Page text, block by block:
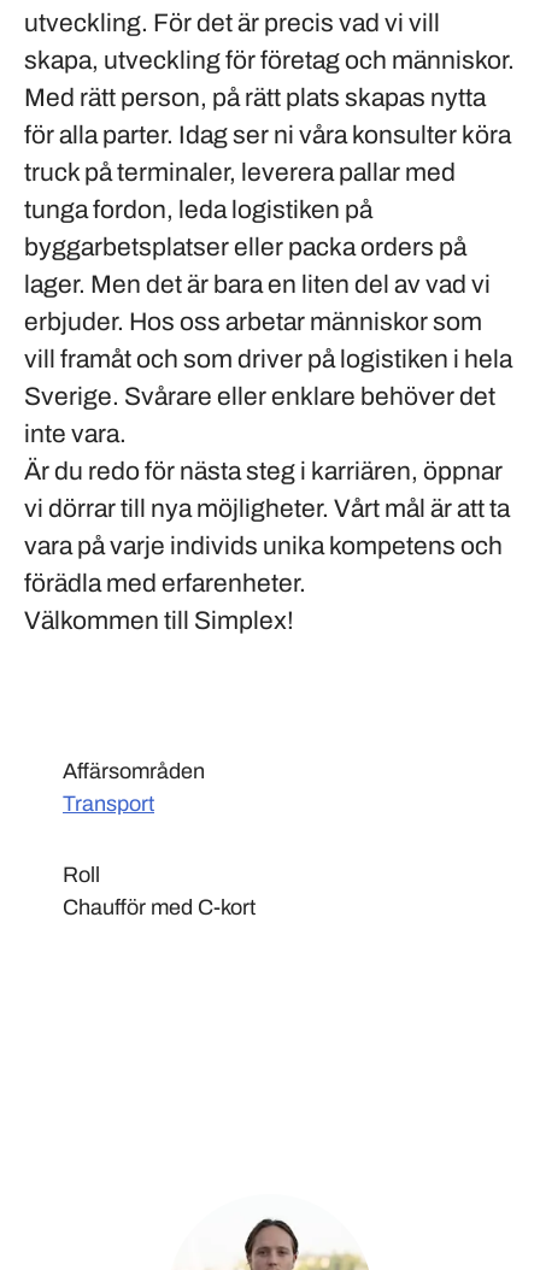
utveckling. För det är precis vad vi vill
skapa, utveckling för företag och människor.
Med rätt person, på rätt plats skapas nytta
för alla parter. Idag ser ni våra konsulter köra
truck på terminaler, leverera pallar med
tunga fordon, leda logistiken på
byggarbetsplatser eller packa orders på
lager. Men det är bara en liten del av vad vi
erbjuder. Hos oss arbetar människor som
vill framåt och som driver på logistiken i hela
Sverige. Svårare eller enklare behöver det
inte vara.
Är du redo för nästa steg i karriären, öppnar
vi dörrar till nya möjligheter. Vårt mål är att ta
vara på varje individs unika kompetens och
förädla med erfarenheter.
Välkommen till Simplex!
Affärsområden
Transport
Roll
Chaufför med C-kort